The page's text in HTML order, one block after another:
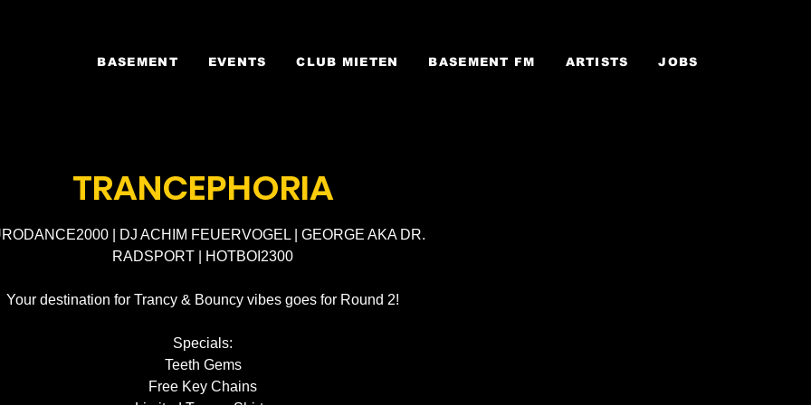
BASEMENT EVENTS CLUB MIETEN BASEMENT FM ARTISTS JOBS
TRANCEPHORIA
| DJ ACHIM FEUERVOGEL | GEORGE AKA DR.
RADSPORT | HOTBOI2300
Your destination for Trancy & Bouncy vibes goes for Round 2!
Specials:
Teeth Gems
Free Key Chains